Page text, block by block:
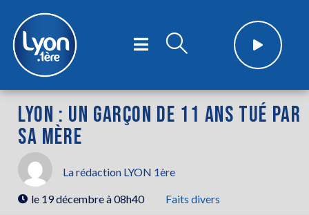
LYON : UN GARÇON DE 11 ANS TUÉ PAR
SA MÈRE
La rédaction LYON 1ère
le 19 décembre à 08h40 Faits divers